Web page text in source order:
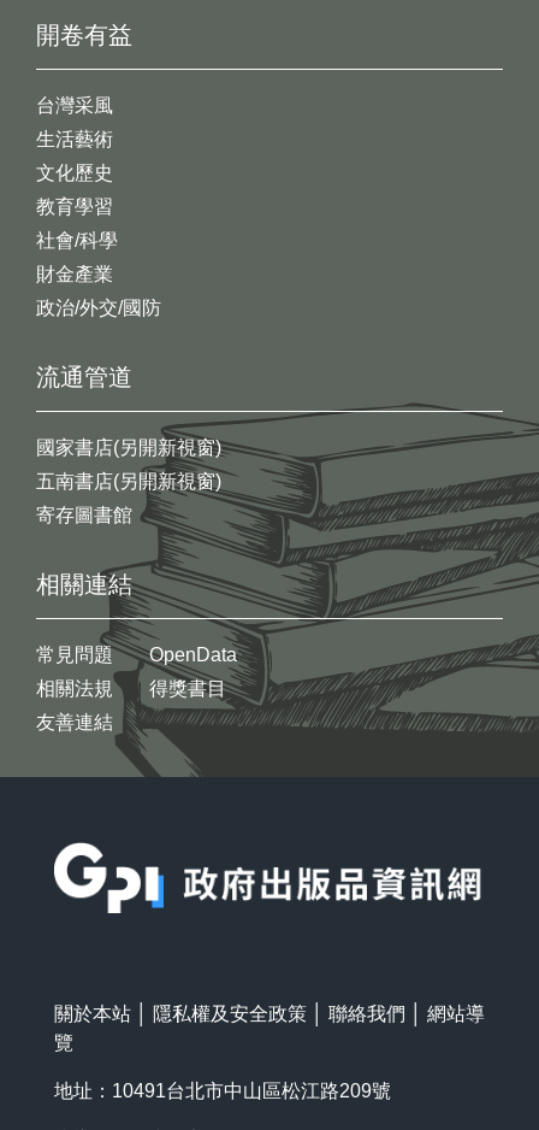
開卷有益
台灣采風
生活藝術
文化歷史
教育學習
社會/科學
財金產業
政治/外交/國防
流通管道
國家書店(另開新視窗)
五南書店(另開新視窗)
寄存圖書館
相關連結
常見問題
相關法規
友善連結
OpenData
得獎書目
關於本站 隱私權及安全政策 聯絡我們
網站導
覽
地址：10491台北市中山區松江路209號